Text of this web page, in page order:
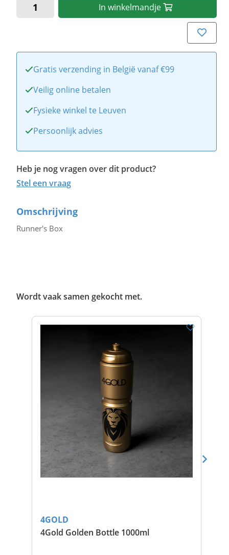
In winkelmandje
Gratis verzending in België vanaf €99
Veilig online betalen
Fysieke winkel te Leuven
Persoonlijk advies
Heb je nog vragen over dit product?
Stel een vraag
Omschrijving
Runner's Box
Wordt vaak samen gekocht met.
4GOLD
4Gold Golden Bottle 1000ml